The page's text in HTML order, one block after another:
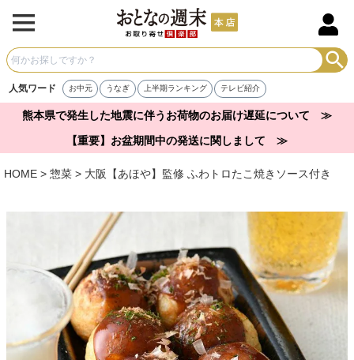
人気ワード お中元 うなぎ 上半期ランキング テレビ紹介
熊本県で発生した地震に伴うお荷物のお届け遅延について ≫
【重要】お盆期間中の発送に関しまして ≫
HOME 惣菜 大阪【あほや】監修 ふわトロたこ焼きソース付き